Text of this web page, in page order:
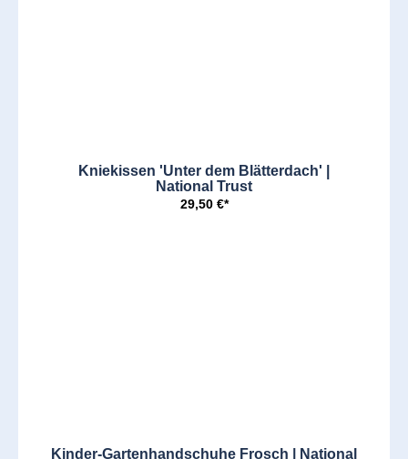
Kniekissen 'Unter dem Blätterdach' |
National Trust
29,50 €*
Kinder-Gartenhandschuhe Frosch | National